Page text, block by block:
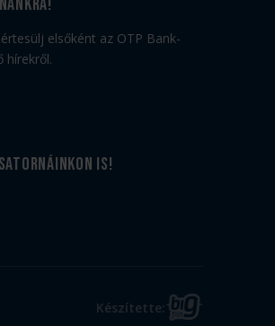
elsőként az OTP Bank-
hírekről.
is!
Készítette: BIG